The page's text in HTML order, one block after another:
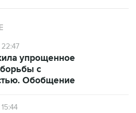
22:47
упрощенное
с
Обобщение